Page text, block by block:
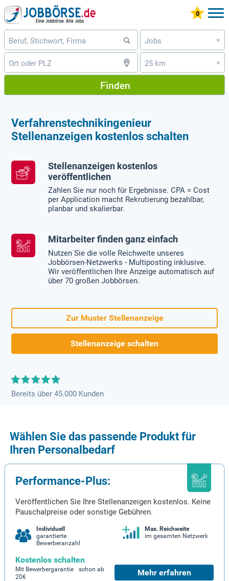
Jobs »
25 km »
Finden
Verfahrenstechnikingenieur
Stellenanzeigen kostenlos schalten
Stellenanzeigen kostenlos
veröffentlichen
Zahlen Sie nur noch für Ergebnisse. CPA = Cost
per Application macht Rekrutierung bezahlbar,
planbar und skalierbar.
Mitarbeiter finden ganz einfach
Nutzen Sie die volle Reichweite unseres
Jobbörsen-Netzwerks - Multiposting inklusive.
Wir veröffentlichen Ihre Anzeige automatisch auf
über 70 großen Jobbörsen.
Zur Muster Stellenanzeige
Stellenanzeige schalten
Bereits über 45.000 Kunden
Wählen Sie das passende Produkt für
Ihren Personalbedarf
Performance-Plus:
Veröffentlichen Sie Ihre Stellenanzeigen kostenlos. Keine
Pauschalpreise oder sonstige Gebühren.
Individuell
garantierte
Bewerberanzahl
Max. Reichweite
im gesamten Netzwerk
Kostenlos schalten
Mit Bewerbergarantie schon ab
20€
Mehr erfahren